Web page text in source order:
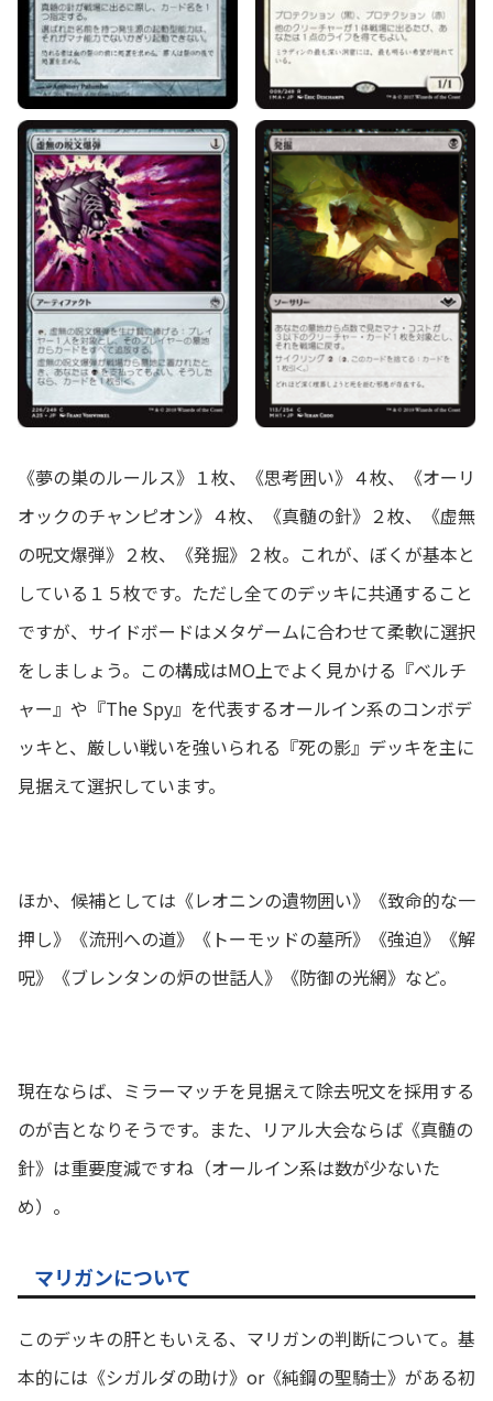
《夢の巣のルールス》１枚、《思考囲い》４枚、《オーリ
オックのチャンピオン》４枚、《真髄の針》２枚、《虚無
の呪文爆弾》２枚、《発掘》２枚。これが、ぼくが基本と
している１５枚です。ただし全てのデッキに共通すること
ですが、サイドボードはメタゲームに合わせて柔軟に選択
をしましょう。この構成はMO上でよく見かける『ベルチ
ャー』や『The Spy』を代表するオールイン系のコンボデ
ッキと、厳しい戦いを強いられる『死の影』デッキを主に
見据えて選択しています。
ほか、候補としては《レオニンの遺物囲い》《致命的な一
押し》《流刑への道》《トーモッドの墓所》《強迫》《解
呪》《ブレンタンの炉の世話人》《防御の光網》など。
現在ならば、ミラーマッチを見据えて除去呪文を採用する
のが吉となりそうです。また、リアル大会ならば《真髄の
針》は重要度減ですね（オールイン系は数が少ないた
め）。
マリガンについて
このデッキの肝ともいえる、マリガンの判断について。基
本的には《シガルダの助け》or《純鋼の聖騎士》がある初